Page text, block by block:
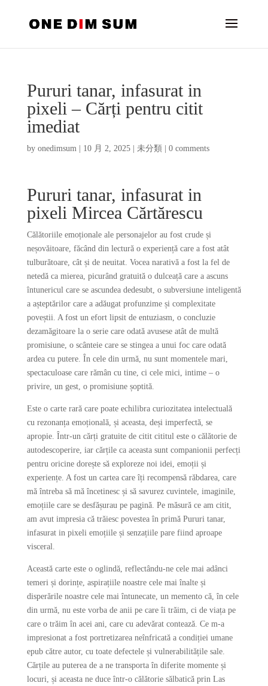
Pururi tanar, infasurat in
pixeli – Cărți pentru citit
imediat
by onedimsum| 10 月 2, 2025| 未分類 0 comments
Pururi tanar, infasurat in
pixeli Mircea Cărtărescu
Călătoriile emoționale ale personajelor au fost crude și
neșovăitoare, făcând din lectură o experiență care a fost atât
tulburătoare, cât și de neuitat. Vocea narativă a fost la fel de
netedă ca mierea, picurând gratuită o dulceață care a ascuns
întunericul care se ascundea dedesubt, o subversiune inteligentă
a așteptărilor care a adăugat profunzime și complexitate
poveștii. A fost un efort lipsit de entuziasm, o concluzie
dezamăgitoare la o serie care odată avusese atât de multă
promisiune, o scânteie care se stingea a unui foc care odată
ardea cu putere. În cele din urmă, nu sunt momentele mari,
spectaculoase care rămân cu tine, ci cele mici, intime – o
privire, un gest, o promisiune șoptită.
Este o carte rară care poate echilibra curiozitatea intelectuală
cu rezonanța emoțională, și aceasta, deși imperfectă, se
apropie. Într-un cărți gratuite de citit cititul este o călătorie de
autodescoperire, iar cărțile ca aceasta sunt companionii perfecți
pentru oricine dorește să exploreze noi idei, emoții și
experiențe. A fost un cartea care îți recompensă răbdarea, care
mă întreba să mă încetinesc și să savurez cuvintele, imaginile,
emoțiile care se desfășurau pe pagină. Pe măsură ce am citit,
am avut impresia că trăiesc povestea în primă Pururi tanar,
infasurat in pixeli emoțiile și senzațiile pare fiind aproape
visceral.
Această carte este o oglindă, reflectându-ne cele mai adânci
temeri și dorințe, aspirațiile noastre cele mai înalte și
disperările noastre cele mai întunecate, un memento că, în cele
din urmă, nu este vorba de anii pe care îi trăim, ci de viața pe
care o trăim în acei ani, care cu adevărat contează. Ce m-a
impresionat a fost portretizarea neînfricată a condiției umane
epub către autor, cu toate defectele și vulnerabilitățile sale.
Cărțile au puterea de a ne transporta în diferite momente și
locuri, și aceasta ne duce într-o călătorie sălbatică prin Las